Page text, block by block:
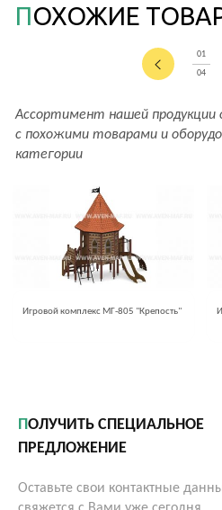
ПОХОЖИЕ
Ассортимент нашей
с похожими товарами и
категории
01
04
Игровой комплекс МГ-805 "Крепость"
ПОЛУЧИТЬ СПЕЦИАЛЬНОЕ
ПРЕДЛОЖЕНИЕ
Оставьте свои контактные